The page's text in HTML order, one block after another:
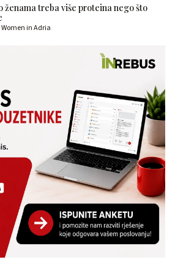
ženama treba više proteina nego što
in Adria